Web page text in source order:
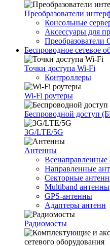
Преобразователи
Консольные
Аксессуары для
Преобразователи
Беспроводное сетевое
Точки доступа Wi-Fi
Контроллеры
Wi-Fi роутеры
Беспроводной доступ
3G/LTE/5G
Антенны
Всенаправленные
Направленные
Секторные
Multiband антенны
GPS-антенны
Адаптеры антенн
Радиомосты